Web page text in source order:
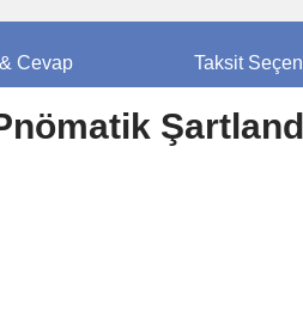
Cevap Taksit